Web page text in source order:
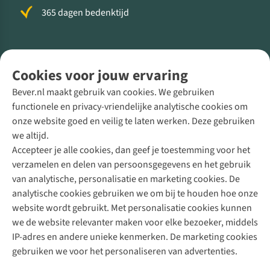
Cookies voor jouw ervaring
Bever.nl maakt gebruik van cookies. We gebruiken
functionele en privacy-vriendelijke analytische cookies om
onze website goed en veilig te laten werken. Deze gebruiken
we altijd.
Accepteer je alle cookies, dan geef je toestemming voor het
verzamelen en delen van persoonsgegevens en het gebruik
van analytische, personalisatie en marketing cookies. De
analytische cookies gebruiken we om bij te houden hoe onze
website wordt gebruikt. Met personalisatie cookies kunnen
we de website relevanter maken voor elke bezoeker, middels
IP-adres en andere unieke kenmerken. De marketing cookies
gebruiken we voor het personaliseren van advertenties.
365 dagen bedenktijd
Direct advies van een Buitenexpert
+31 (0)85 888 50 88
+31 6 12 28 49 80
Contactformulier